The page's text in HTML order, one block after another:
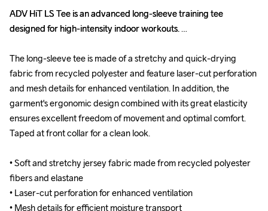
ADV HiT LS Tee is an advanced long-sleeve training tee
designed for high-intensity indoor workouts.
The long-sleeve tee is made of a stretchy and quick-drying
fabric from recycled polyester and feature laser-cut perforation
and mesh details for enhanced ventilation. In addition, the
garment's ergonomic design combined with its great elasticity
ensures excellent freedom of movement and optimal comfort.
Taped at front collar for a clean look.
• Soft and stretchy jersey fabric made from recycled polyester
fibers and elastane
• Laser-cut perforation for enhanced ventilation
• Mesh details for efficient moisture transport
ADV HiT LS Tee is an advanced long-sleeve training tee
designed for high-intensity indoor workouts.
The long-sleeve tee is made of a stretchy and quick-drying
fabric from recycled polyester and feature laser-cut perforation
and mesh details for enhanced ventilation. In addition, the
garment's ergonomic design combined with its great elasticity
ensures excellent freedom of movement and optimal comfort.
Taped at front collar for a clean look.
• Soft and stretchy jersey fabric made from recycled polyester
fibers and elastane
• Laser-cut perforation for enhanced ventilation
• Mesh details for efficient moisture transport